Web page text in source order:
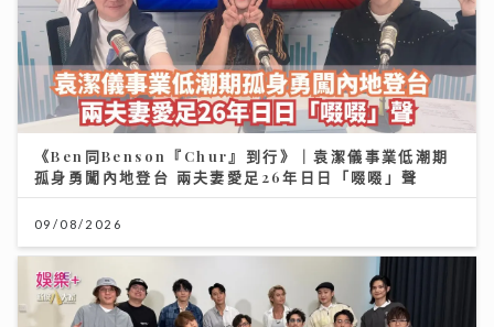
《Ben同Benson『Chur』到行》｜袁潔儀事業低潮期
孤身勇闖內地登台 兩夫妻愛足26年日日「啜啜」聲
09/08/2026